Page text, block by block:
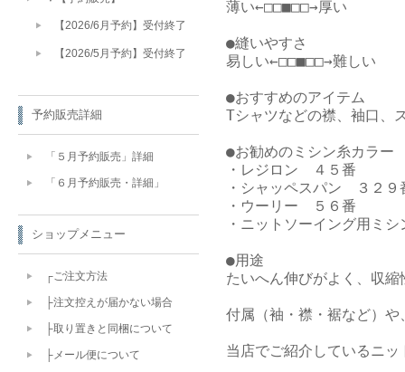
薄い←□□■□□→厚い
●縫いやすさ
易しい←□□■□□→難しい
●おすすめのアイテム
Tシャツなどの襟、袖口、
●お勧めのミシン糸カラー
・レジロン　４５番
・シャッペスパン　３２９
・ウーリー　５６番
・ニットソーイング用ミ
●用途
たいへん伸びがよく、収
付属（袖・襟・裾など）
当店でご紹介しているニ
【2026/6月予約】受付終了
【2026/5月予約】受付終了
予約販売詳細
「５月予約販売」詳細
「６月予約販売・詳細」
ショップメニュー
┌ご注文方法
├注文控えが届かない場合
├取り置きと同梱について
├メール便について